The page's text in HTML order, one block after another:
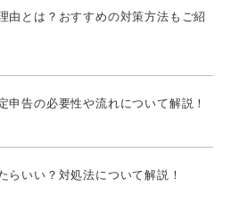
由とは？おすすめの対策方法もご紹
申告の必要性や流れについて解説！
らいい？対処法について解説！